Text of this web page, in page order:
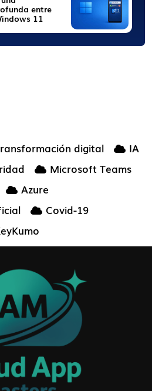
entre
11
digital
IA
Microsoft Teams
Azure
Covid-19